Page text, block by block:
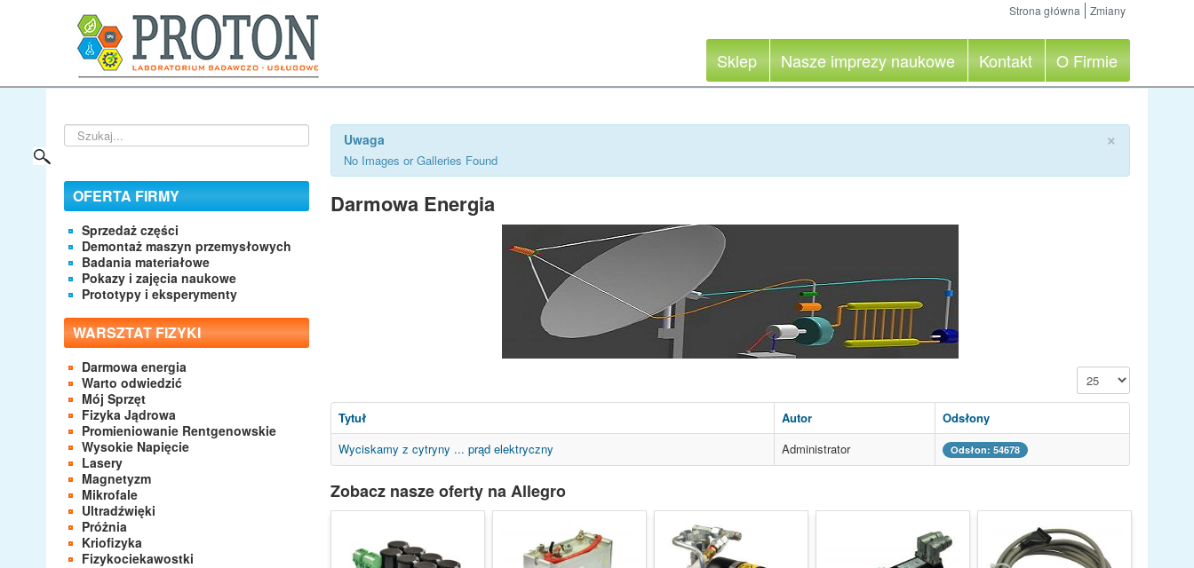
Strona główna Zmiany
Sklep Nasze imprezy naukowe Kontakt O Firmie
Szukaj...
OFERTA FIRMY
Sprzedaż części
Demontaż maszyn przemysłowych
Badania materiałowe
Pokazy i zajęcia naukowe
Prototypy i eksperymenty
WARSZTAT FIZYKI
Darmowa energia
Warto odwiedzić
Mój Sprzęt
Fizyka Jądrowa
Promieniowanie Rentgenowskie
Wysokie Napięcie
Lasery
Magnetyzm
Mikrofale
Ultradźwięki
Próżnia
Kriofizyka
Fizykociekawostki
×
Uwaga
No Images or Galleries Found
Darmowa Energia
Pokaż #
Tytuł Autor
Odsłony
Wyciskamy z cytryny ... prąd elektryczny
Administrator Odsłon: 54678
Zobacz nasze oferty na Allegro